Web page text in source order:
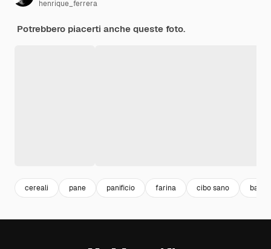
henrique_ferrera
Potrebbero piacerti anche queste foto.
cereali pane panificio farina cibo sano